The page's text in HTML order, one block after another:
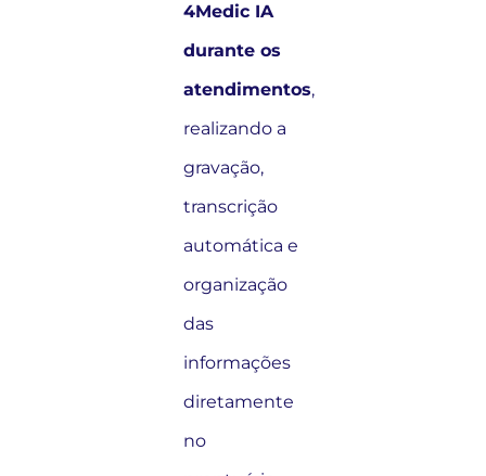
4Medic IA
durante os
atendimentos,
realizando a
gravação,
transcrição
automática e
organização
das
informações
diretamente
no